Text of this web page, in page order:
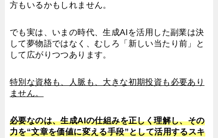
方もいるかもしれません。
でも実は、いまの時代、生成AIを活用した副業は決
して夢物語ではなく、むしろ「新しい当たり前」と
して広がりつつあります。
特別な資格も、人脈も、大きな初期投資も必要あり
ません。
必要なのは、生成AIの仕組みを正しく理解し、その
力を“文章を価値に変える手段”として活用するスキ